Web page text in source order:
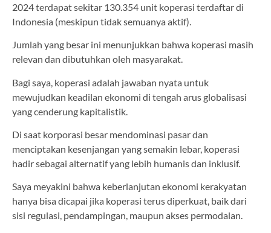
2024 terdapat sekitar 130.354 unit koperasi terdaftar di
Indonesia (meskipun tidak semuanya aktif).
Jumlah yang besar ini menunjukkan bahwa koperasi masih
relevan dan dibutuhkan oleh masyarakat.
Bagi saya, koperasi adalah jawaban nyata untuk
mewujudkan keadilan ekonomi di tengah arus globalisasi
yang cenderung kapitalistik.
Di saat korporasi besar mendominasi pasar dan
menciptakan kesenjangan yang semakin lebar, koperasi
hadir sebagai alternatif yang lebih humanis dan inklusif.
Saya meyakini bahwa keberlanjutan ekonomi kerakyatan
hanya bisa dicapai jika koperasi terus diperkuat, baik dari
sisi regulasi, pendampingan, maupun akses permodalan.